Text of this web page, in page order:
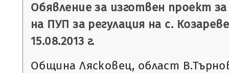
Обявление за изготвен проект
на ПУП за регулация на с.
15.08.2013 г.
Община Лясковец, област